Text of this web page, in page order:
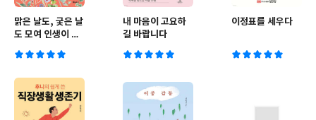
맑은 날도, 궂은 날
도 모여 인생이 꽃
내 마음이 고요하
길 바랍니다
이정표를 세우다